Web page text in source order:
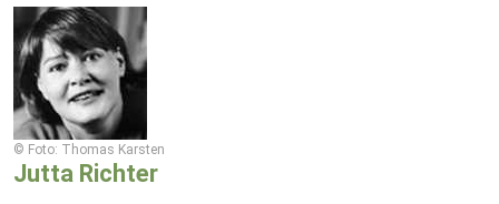
© Foto: Thomas Karsten
Jutta Richter